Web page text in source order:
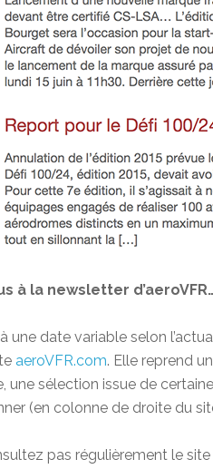
à la newsletter
une date variable selon
aeroVFR.com. Elle reprend
une sélection issue de
(en colonne de droite du
pas régulièrement le